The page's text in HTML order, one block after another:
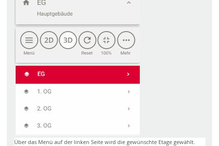
Über das Menü auf der linken Seite wird die gewünschte Etage gewählt.